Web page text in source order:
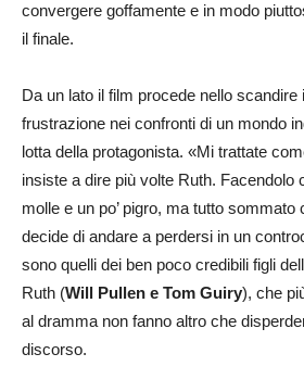
convergere goffamente e in modo
il finale.
Da un lato il film procede nello scandire
frustrazione nei confronti di un mondo
lotta della protagonista. «Mi trattate
insiste a dire più volte Ruth. Facendolo
molle e un po’ pigro, ma tutto sommato
decide di andare a perdersi in un
sono quelli dei ben poco credibili figli
Ruth (Will Pullen e Tom Guiry), che
al dramma non fanno altro che
discorso.